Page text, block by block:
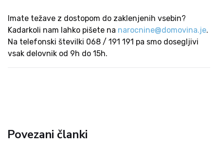
Imate težave z dostopom do zaklenjenih vsebin?
Kadarkoli nam lahko pišete na narocnine@domovina.je.
Na telefonski številki 068 / 191 191 pa smo dosegljivi
vsak delovnik od 9h do 15h.
Povezani članki